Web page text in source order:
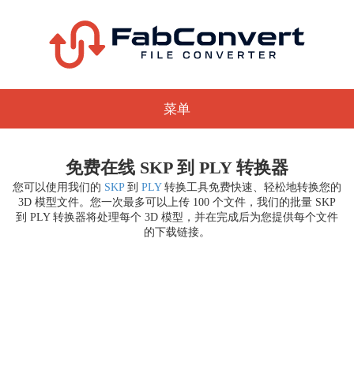
菜单
免费在线 SKP 到 PLY 转换器
您可以使用我们的 SKP到 PLY转换工具免费快速、轻松地转换您的
3D 模型文件。您一次最多可以上传 100 个文件，我们的批量 SKP
到 PLY 转换器将处理每个 3D 模型，并在完成后为您提供每个文件
的下载链接。